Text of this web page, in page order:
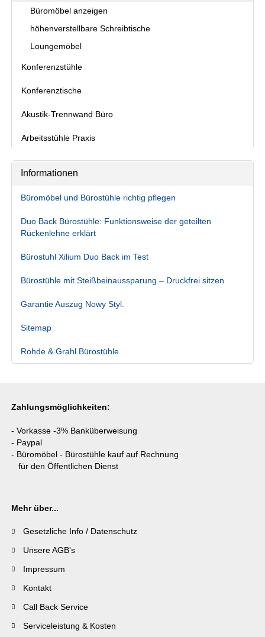
Büromöbel anzeigen
höhenverstellbare Schreibtische
Loungemöbel
Konferenzstühle
Konferenztische
Akustik-Trennwand Büro
Arbeitsstühle Praxis
Informationen
Büromöbel und Bürostühle richtig pflegen
Duo Back Bürostühle: Funktionsweise der geteilten
Rückenlehne erklärt
Bürostuhl Xilium Duo Back im Test
Bürostühle mit Steißbeinaussparung – Druckfrei sitzen
Garantie Auszug Nowy Styl.
Sitemap
Rohde & Grahl Bürostühle
Zahlungsmöglichkeiten:
- Vorkasse -3% Banküberweisung
- Paypal
- Büromöbel - Bürostühle kauf auf Rechnung
für den Öffentlichen Dienst
Mehr über...
Gesetzliche Info / Datenschutz
Unsere AGB's
Impressum
Kontakt
Call Back Service
Serviceleistung & Kosten